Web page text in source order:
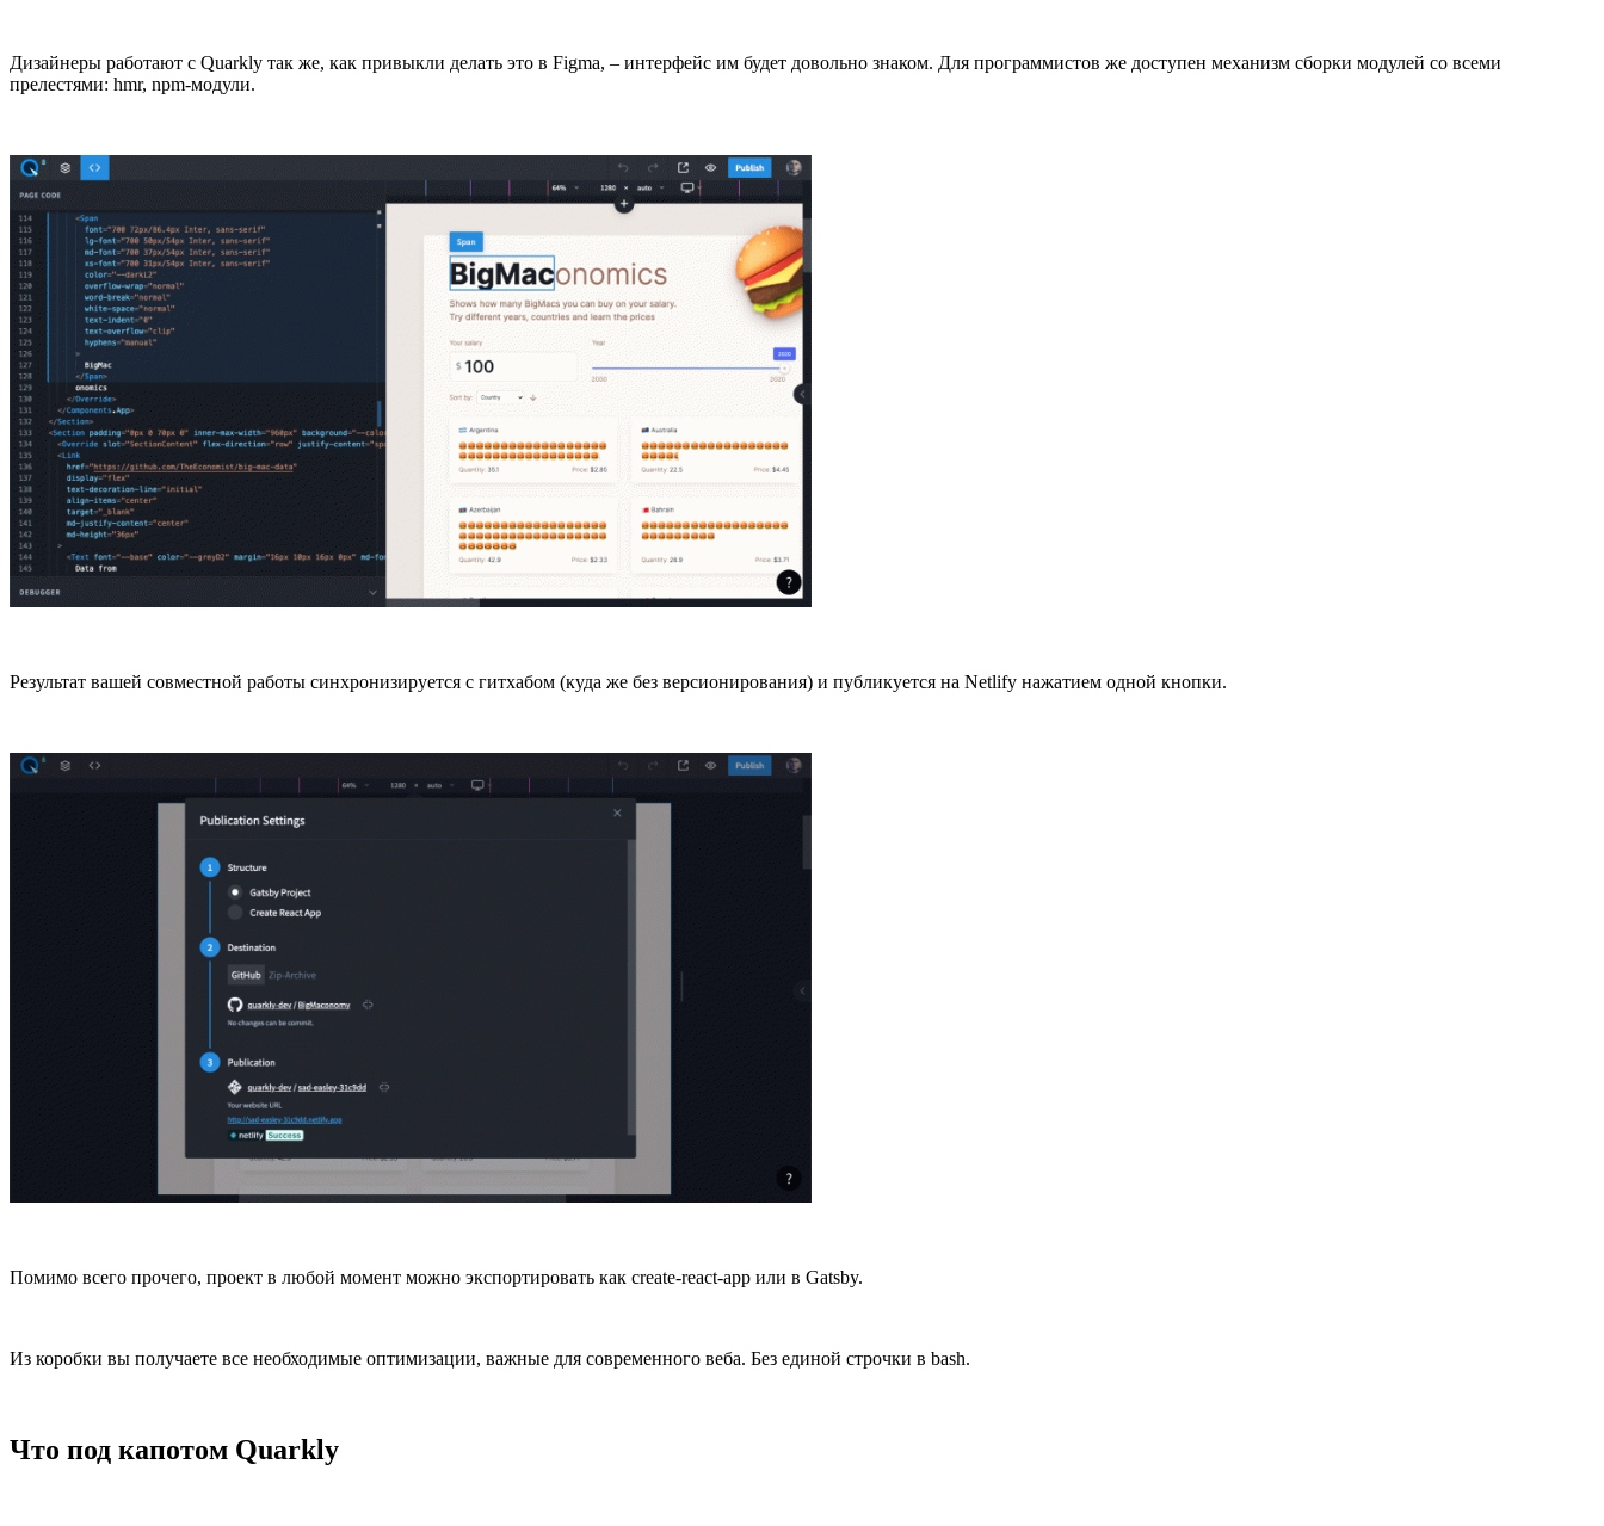
Дизайнеры работают с Quarkly так же, как привыкли делать это в Figma, – интерфейс им будет довольно знаком. Для программистов же доступен механизм сборки модулей со всеми
прелестями: hmr, npm-модули.
Результат вашей совместной работы синхронизируется с гитхабом (куда же без версионирования) и публикуется на Netlify нажатием одной кнопки.
Помимо всего прочего, проект в любой момент можно экспортировать как create-react-app или в Gatsby.
Из коробки вы получаете все необходимые оптимизации, важные для современного веба. Без единой строчки в bash.
Что под капотом Quarkly